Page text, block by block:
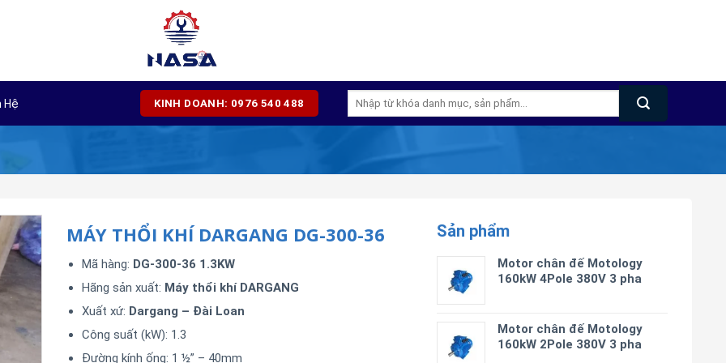
Hệ KINH DOANH: 0976 540 488
Tìm
kiếm:
Sản phẩm
Motor chân đế Motology
160kW 4Pole 380V 3 pha
Motor chân đế Motology
160kW 2Pole 380V 3 pha
MÁY THỔI KHÍ DARGANG DG-300-36
Mã hàng: DG-300-36 1.3KW
Hãng sản xuất: Máy thổi khí DARGANG
Xuất xứ: Dargang – Đài Loan
Công suất (kW): 1.3
Đường kính ống: 1 ½” – 40mm